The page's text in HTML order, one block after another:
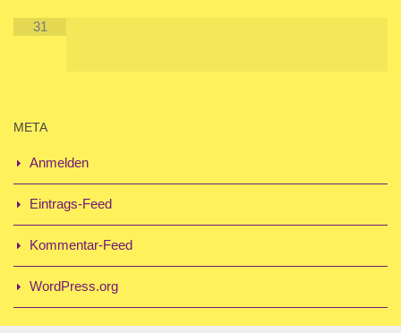
31
META
Anmelden
Eintrags-Feed
Kommentar-Feed
WordPress.org